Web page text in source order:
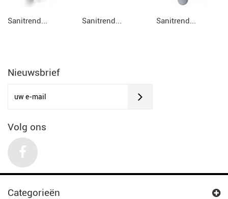
Sanitrend... Sanitrend... Sanitrend...
Nieuwsbrief
Volg ons
Categorieën